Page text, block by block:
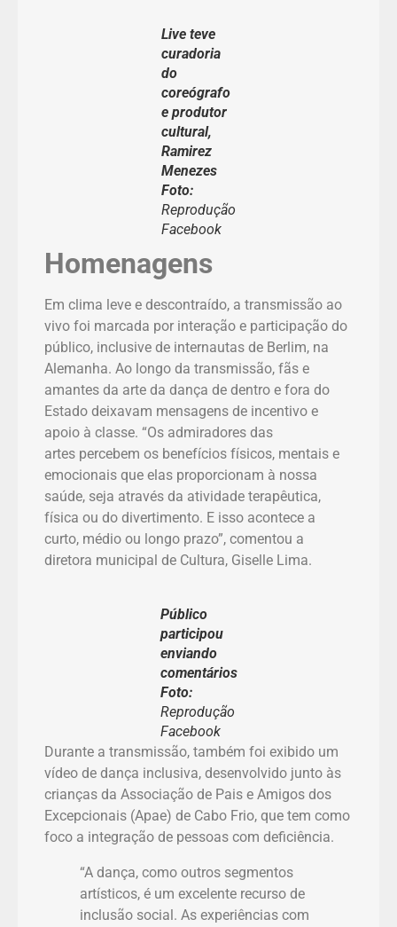
Live teve
curadoria
do
coreógrafo
e produtor
cultural,
Ramirez
Menezes
Foto:
Reprodução
Facebook
Homenagens
Em clima leve e descontraído, a transmissão ao
vivo foi marcada por interação e participação do
público, inclusive de internautas de Berlim, na
Alemanha. Ao longo da transmissão, fãs e
amantes da arte da dança de dentro e fora do
Estado deixavam mensagens de incentivo e
apoio à classe. “Os admiradores das
artes percebem os benefícios físicos, mentais e
emocionais que elas proporcionam à nossa
saúde, seja através da atividade terapêutica,
física ou do divertimento. E isso acontece a
curto, médio ou longo prazo”, comentou a
diretora municipal de Cultura, Giselle Lima.
Público
participou
enviando
comentários
Foto:
Reprodução
Facebook
Durante a transmissão, também foi exibido um
vídeo de dança inclusiva, desenvolvido junto às
crianças da Associação de Pais e Amigos dos
Excepcionais (Apae) de Cabo Frio, que tem como
foco a integração de pessoas com deficiência.
“A dança, como outros segmentos
artísticos, é um excelente recurso de
inclusão social. As experiências com